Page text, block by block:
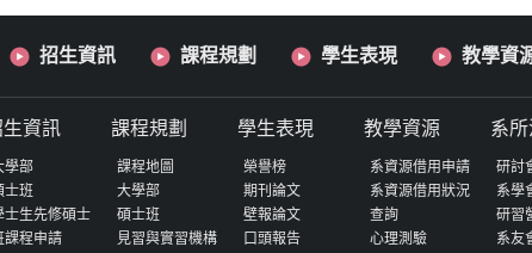
招生資訊 課程規劃 學生表現 教學資
生資訊
學部
士班
士生先修碩士
課程申請
課程規劃
課程地圖
大學部
碩士班
見習與實習機構
學生表現
榮譽榜
期刊論文
壁報論文
口頭報告
教學資源
系資源借用申請
系資源借用狀況
查詢
心理測驗
系
研討
系學
研習
系友